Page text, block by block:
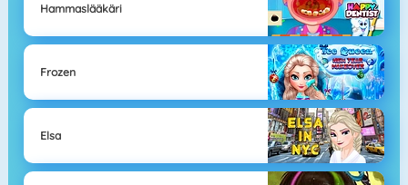
Hammaslääkäri
Frozen
Elsa